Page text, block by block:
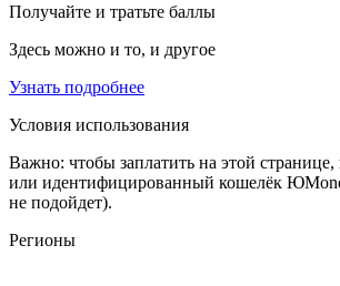
Получайте и тратьте баллы
Здесь можно и то, и другое
Узнать подробнее
Условия использования
Важно: чтобы заплатить на этой
или идентифицированный кошелёк
не подойдет).
Регионы